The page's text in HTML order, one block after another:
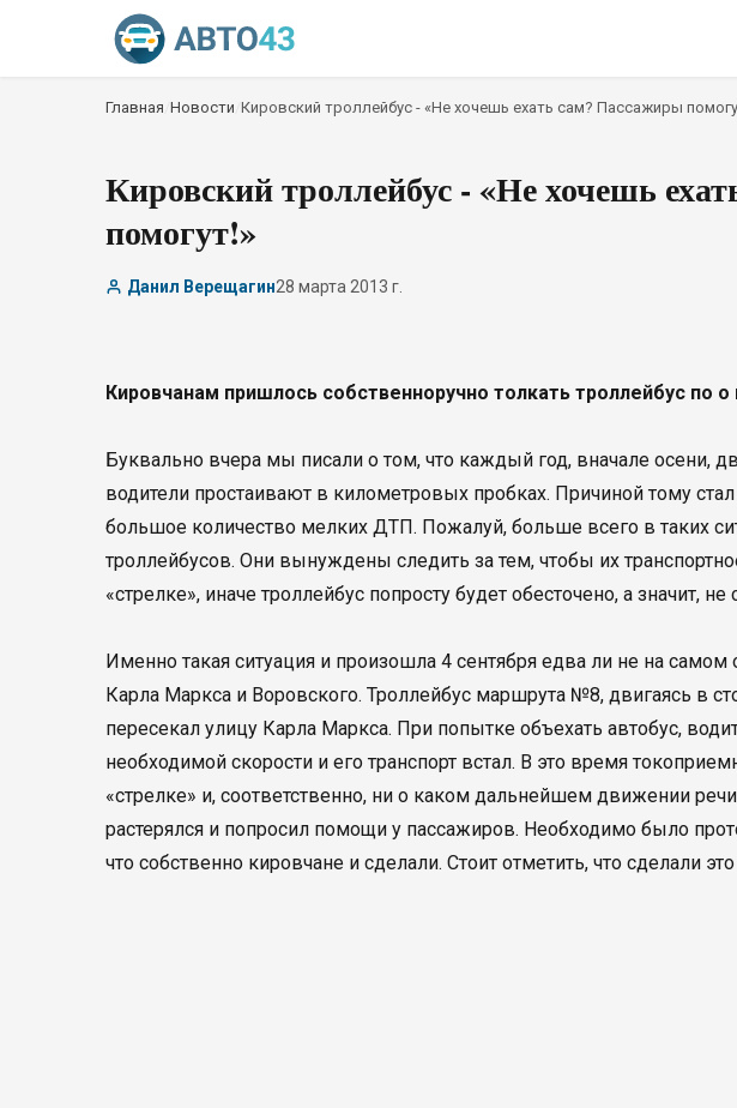
Главная Новости Кировский троллейбус - «Не хочешь ехать сам? Пассажиры
Кировский троллейбус - «Не хочешь
помогут!»
Данил Верещагин28 марта 2013 г.
Кировчанам пришлось собственноручно толкать троллейбус по
Буквально вчера мы писали о том, что каждый год, вначале осени,
водители простаивают в километровых пробках. Причиной тому
большое количество мелких ДТП. Пожалуй, больше всего в таких
троллейбусов. Они вынуждены следить за тем, чтобы их
«стрелке», иначе троллейбус попросту будет обесточено, а значит,
Именно такая ситуация и произошла 4 сентября едва ли не на
Карла Маркса и Воровского. Троллейбус маршрута №8, двигаясь в
пересекал улицу Карла Маркса. При попытке объехать автобус,
необходимой скорости и его транспорт встал. В это время
«стрелке» и, соответственно, ни о каком дальнейшем движении
растерялся и попросил помощи у пассажиров. Необходимо было
что собственно кировчане и сделали. Стоит отметить, что сделали